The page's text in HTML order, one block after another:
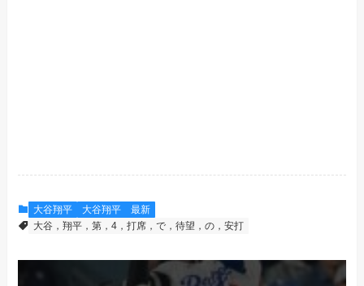
大谷翔平
大谷翔平 最新
大谷，翔平，第，4，打席，で，待望，の，安打